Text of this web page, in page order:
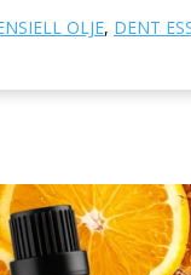
OLJE, DENT